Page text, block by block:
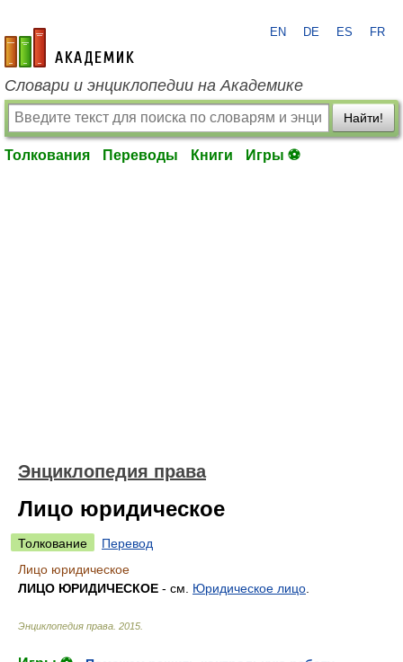
academic.ru
EN DE ES FR
Словари и энциклопедии на Академике
Найти!
Толкования Переводы Книги Игры ⚽
Энциклопедия права
Лицо юридическое
Толкование
Перевод
Лицо юридическое
ЛИЦО ЮРИДИЧЕСКОЕ - см. Юридическое лицо
Энциклопедия права 2015